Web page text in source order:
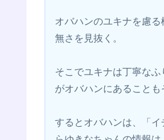
オバハンのユキナを慮
無さを見抜く。
そこでユキナは丁寧な
がオバハンにあることも
するとオバハンは、「